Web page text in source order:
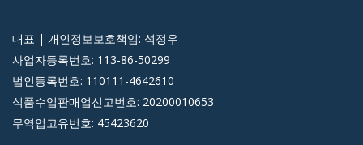
대표 | 개인정보보호책임: 석정우
사업자등록번호: 113-86-50299
법인등록번호: 110111-4642610
식품수입판매업신고번호: 20200010653
무역업고유번호: 45423620